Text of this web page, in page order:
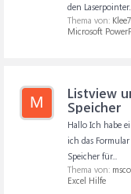
den
Thema von:
Microsoft
M
Listview
Speicher
Hallo Ich habe
ich das
Speicher für...
Thema von:
Excel Hilfe